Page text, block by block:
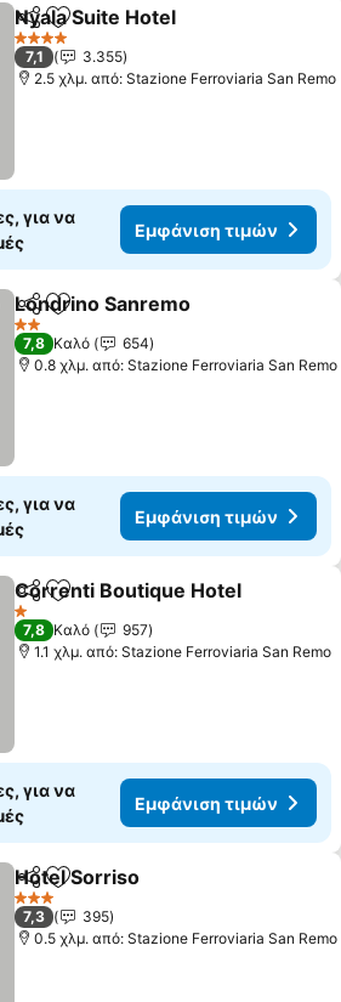
Κοινοποίηση
Προσθήκη στα αγαπημένα
Nyala Suite Hotel
4 Αστέρια
7,1
3.355
2.5 χλμ. από: Stazione Ferroviaria San Remo
για να
Εμφάνιση τιμών
Κοινοποίηση
Προσθήκη στα αγαπημένα
Londrino Sanremo
2 Αστέρια
7,8 Καλό
654
0.8 χλμ. από: Stazione Ferroviaria San Remo
για να
Εμφάνιση τιμών
Κοινοποίηση
Προσθήκη στα αγαπημένα
Correnti Boutique Hotel
1 Αστέρια
7,8 Καλό
957
1.1 χλμ. από: Stazione Ferroviaria San Remo
για να
Εμφάνιση τιμών
Κοινοποίηση
Προσθήκη στα αγαπημένα
Hotel Sorriso
3 Αστέρια
7,3
395
0.5 χλμ. από: Stazione Ferroviaria San Remo